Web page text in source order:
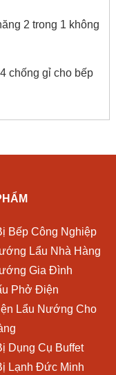
2 trong 1 không
chống gỉ cho bếp
Bếp Công Nghiệp
Lẩu Nhà Hàng
Gia Đình
Phở Điện
Lẩu Nướng Cho
Dụng Cụ Buffet
Lạnh Đức Minh